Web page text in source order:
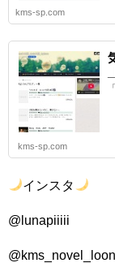
kms-sp.com
kms-sp.com
インスタ
@lunapiiiii
@kms_novel_loon